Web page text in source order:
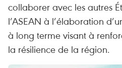
collaborer avec les autres
l’ASEAN à l’élaboration
à long terme visant à
la résilience de la région.